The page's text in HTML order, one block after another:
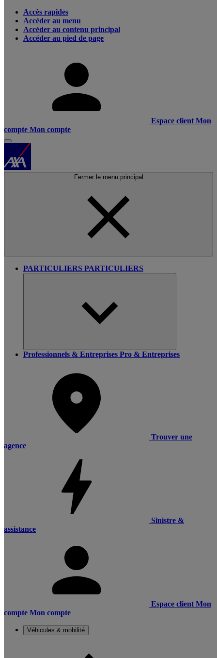
Accès rapides
Accéder au menu
Accéder au contenu principal
Accéder au pied de page
Espace client Mon
compte Mon compte
Fermer le menu principal
PARTICULIERS PARTICULIERS
Professionnels & Entreprises Pro & Entreprises
Trouver une
agence
Sinistre &
assistance
Espace client Mon
compte Mon compte
Véhicules & mobilité